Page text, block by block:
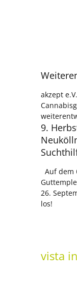
akzept
9.
Auf dem
26.
los!
vista